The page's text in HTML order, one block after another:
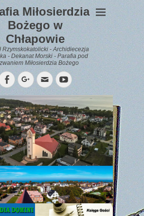
Miłosierdzia
Bożego w
Chłapowie
Rzymskokatolicki - Archidiecezja
- Dekanat Morski - Parafia pod
Miłosierdzia Bożego
FacebookGoogleplus
EmailYouTube